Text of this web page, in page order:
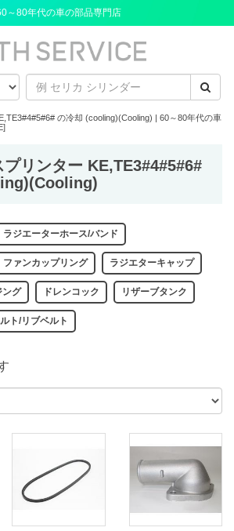
～80年代の車の部品専門店
の冷却 (cooling)(Cooling) | 60～80年代の車
プリンター KE,TE3#4#5#6#
ラジエーターホース/バンド
ファンカップリング ラジエターキャップ
ング ドレンコック リザーブタンク
ト/リブベルト